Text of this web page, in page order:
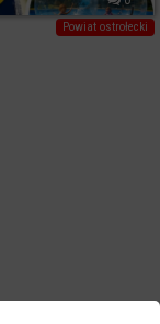
Powiat ostrołecki